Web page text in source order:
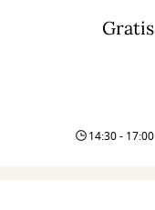
Gratis
14:30 - 17:00